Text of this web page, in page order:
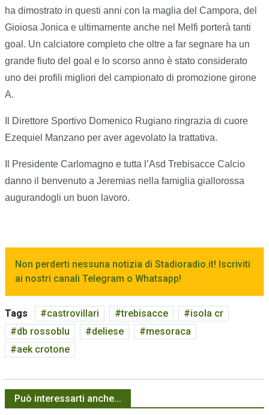
ha dimostrato in questi anni con la maglia del Campora, del
Gioiosa Jonica e ultimamente anche nel Melfi porterà tanti
goal. Un calciatore completo che oltre a far segnare ha un
grande fiuto del goal e lo scorso anno è stato considerato
uno dei profili migliori del campionato di promozione girone
A.
Il Direttore Sportivo Domenico Rugiano ringrazia di cuore
Ezequiel Manzano per aver agevolato la trattativa.
Il Presidente Carlomagno e tutta l’Asd Trebisacce Calcio
danno il benvenuto a Jeremias nella famiglia giallorossa
augurandogli un buon lavoro.
Non perderti nessuna notizia di Stadioradio.it! Iscriviti
ai nostri canali Telegram o Whatsapp!
Tags castrovillari trebisacce
isola cr
db rossoblu
deliese
mesoraca
aek crotone
Può interessarti anche...